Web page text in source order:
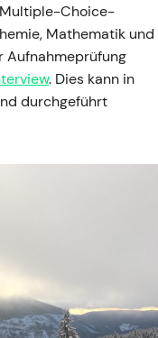
Choice-
Mathematik und
Aufnahmeprüfung
. Dies kann in
durchgeführt